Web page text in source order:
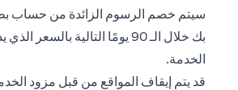
سيتم خصم الرسوم الزائدة من حساب
بك خلال الـ 90 يومًا التالية
الخدمة.
قد يتم إيقاف المواقع من قبل مزود